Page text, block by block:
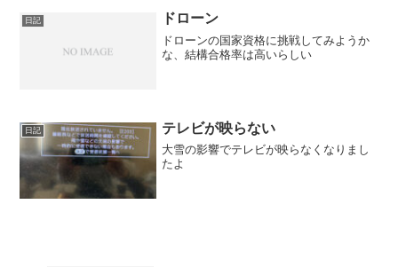
日記 ドローン
ドローンの国家資格に挑戦してみようか
な、結構合格率は高いらしい
日記 テレビが映らない
大雪の影響でテレビが映らなくなりまし
たよ